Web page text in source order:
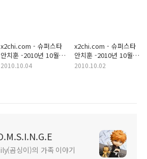
x2chi.com - 슈퍼스타
안치훈 -2010년 10월
3일
2010.10.04
x2chi.com - 슈퍼스타
안치훈 -2010년 10월
1일
2010.10.02
곰싱이)의 가족 이야기